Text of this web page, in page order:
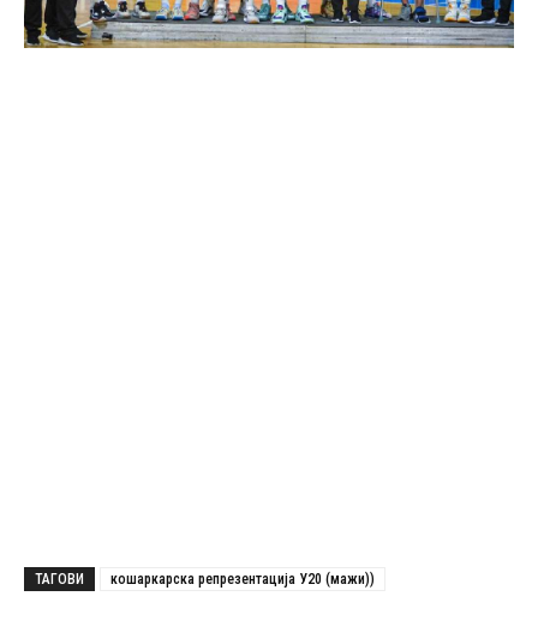
ТАГОВИ кошаркарска репрезентација У20 (мажи))